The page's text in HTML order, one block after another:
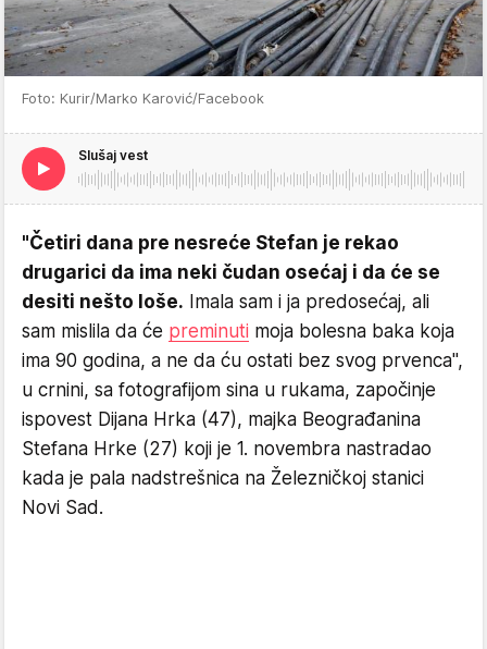
Foto: Kurir/Marko Karović/Facebook
Slušaj vest
"Četiri dana pre nesreće Stefan je rekao
drugarici da ima neki čudan osećaj i da će se
desiti nešto loše. Imala sam i ja predosećaj, ali
sam mislila da će preminuti moja bolesna baka koja
ima 90 godina, a ne da ću ostati bez svog prvenca",
u crnini, sa fotografijom sina u rukama, započinje
ispovest Dijana Hrka (47), majka Beograđanina
Stefana Hrke (27) koji je 1. novembra nastradao
kada je pala nadstrešnica na Železničkoj stanici
Novi Sad.